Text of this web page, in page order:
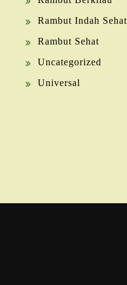
Rambut Indah Sehat
Rambut Sehat
Uncategorized
Universal